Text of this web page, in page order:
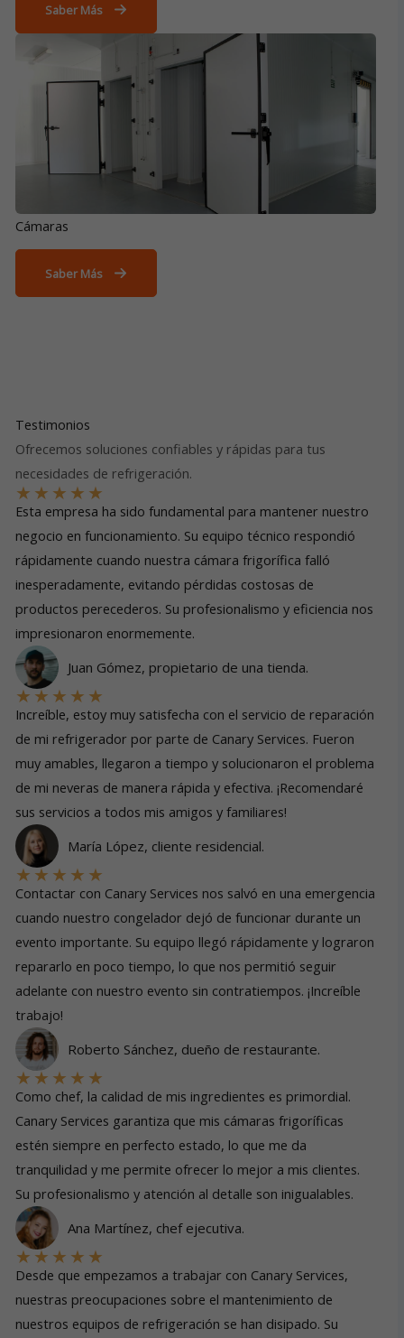
Saber Más
Cámaras
Saber Más
Testimonios
Ofrecemos soluciones confiables y rápidas para tus
necesidades de refrigeración.
★ ★ ★ ★ ★
Esta empresa ha sido fundamental para mantener nuestro
negocio en funcionamiento. Su equipo técnico respondió
rápidamente cuando nuestra cámara frigorífica falló
inesperadamente, evitando pérdidas costosas de
productos perecederos. Su profesionalismo y eficiencia nos
impresionaron enormemente.
Juan Gómez, propietario de una tienda.
★★ ★ ★ ★
Increíble, estoy muy satisfecha con el servicio de reparación
de mi refrigerador por parte de Canary Services. Fueron
muy amables, llegaron a tiempo y solucionaron el problema
de mi neveras de manera rápida y efectiva. ¡Recomendaré
sus servicios a todos mis amigos y familiares!
María López, cliente residencial.
★★ ★ ★ ★
Contactar con Canary Services nos salvó en una emergencia
cuando nuestro congelador dejó de funcionar durante un
evento importante. Su equipo llegó rápidamente y lograron
repararlo en poco tiempo, lo que nos permitió seguir
adelante con nuestro evento sin contratiempos. ¡Increíble
trabajo!
Roberto Sánchez, dueño de restaurante.
★★ ★ ★ ★
Como chef, la calidad de mis ingredientes es primordial.
Canary Services garantiza que mis cámaras frigoríficas
estén siempre en perfecto estado, lo que me da
tranquilidad y me permite ofrecer lo mejor a mis clientes.
Su profesionalismo y atención al detalle son inigualables.
Ana Martínez, chef ejecutiva.
★★ ★ ★ ★
Desde que empezamos a trabajar con Canary Services,
nuestras preocupaciones sobre el mantenimiento de
nuestros equipos de refrigeración se han disipado. Su